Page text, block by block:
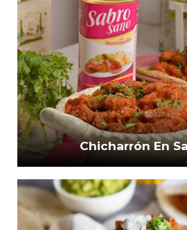
Chicharrón En